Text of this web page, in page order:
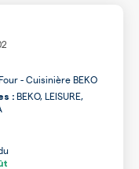
- Cuisinière BEKO
: BEKO, LEISURE,